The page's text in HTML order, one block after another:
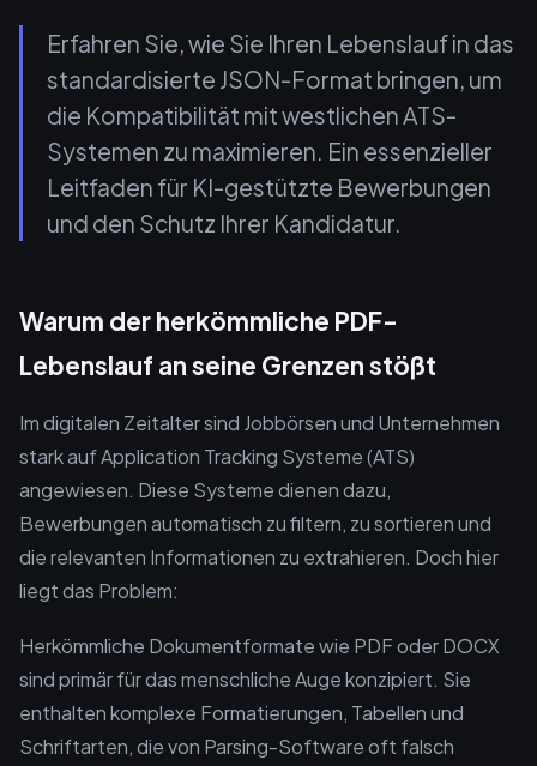
Erfahren Sie, wie Sie Ihren Lebenslauf in das
standardisierte JSON-Format bringen, um
die Kompatibilität mit westlichen ATS-
Systemen zu maximieren. Ein essenzieller
Leitfaden für KI-gestützte Bewerbungen
und den Schutz Ihrer Kandidatur.
Warum der herkömmliche PDF-
Lebenslauf an seine Grenzen stößt
Im digitalen Zeitalter sind Jobbörsen und Unternehmen
stark auf Application Tracking Systeme (ATS)
angewiesen. Diese Systeme dienen dazu,
Bewerbungen automatisch zu filtern, zu sortieren und
die relevanten Informationen zu extrahieren. Doch hier
liegt das Problem:
Herkömmliche Dokumentformate wie PDF oder DOCX
sind primär für das menschliche Auge konzipiert. Sie
enthalten komplexe Formatierungen, Tabellen und
Schriftarten, die von Parsing-Software oft falsch